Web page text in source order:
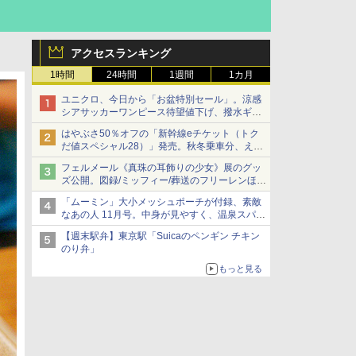
アクセスランキング
1時間 24時間 1週間 1カ月
ユニクロ、今日から「お盆特別セール」。涼感
シアサッカーワンピース待望値下げ、撥水ギア
ショーツは1990円に
はやぶさ50％オフの「新幹線eチケット（トク
だ値スペシャル28）」発売。秋冬乗車分、えき
ねっと限定
フェルメール《真珠の耳飾りの少女》展のグッ
ズ公開。図録/ミッフィー/葬送のフリーレンほ
か、注目ブランドコラボが実現
「ムーミン」大小メッシュポーチが付録、素敵
なあの人 11月号。中身が見やすく、温泉スパに
も使える
【週末駅弁】東京駅「Suicaのペンギン チキン
のり弁」
もっと見る